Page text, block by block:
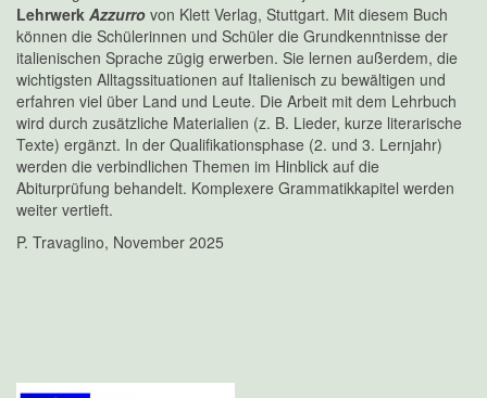
Lehrwerk Azzurro von Klett Verlag, Stuttgart. Mit diesem Buch
können die Schülerinnen und Schüler die Grundkenntnisse der
italienischen Sprache zügig erwerben. Sie lernen außerdem, die
wichtigsten Alltagssituationen auf Italienisch zu bewältigen und
erfahren viel über Land und Leute. Die Arbeit mit dem Lehrbuch
wird durch zusätzliche Materialien (z. B. Lieder, kurze literarische
Texte) ergänzt. In der Qualifikationsphase (2. und 3. Lernjahr)
werden die verbindlichen Themen im Hinblick auf die
Abiturprüfung behandelt. Komplexere Grammatikkapitel werden
weiter vertieft.
P. Travaglino, November 2025